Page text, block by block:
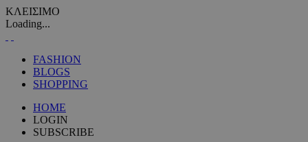
ΚΛΕΙΣΙΜΟ
Loading...
FASHION
BLOGS
SHOPPING
HOME
LOGIN
SUBSCRIBE